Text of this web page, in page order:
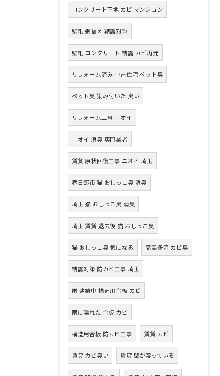
コンクリート下地 カビ マンション
壁紙 張替え 結露対策
壁紙 コンクリート 結露 カビ再発
リフォーム済み 中古住宅 ペット臭
ペット臭 染み付いた 臭い
リフォーム工事 ニオイ
ニオイ 消臭 専門業者
賃貸 原状回復工事 ニオイ 埼玉
春日部市 猫 おしっこ臭 消臭
埼玉 猫 おしっこ臭 消臭
埼玉 賃貸 退去後 猫 おしっこ臭
猫 おしっこ臭 気になる 高温多湿 カビ臭
結露対策 防カビ工事 埼玉
雨 建築中 構造用合板 カビ
雨に濡れた 合板 カビ
構造用合板 防カビ工事 賃貸 カビ
賃貸 カビ臭い 賃貸 壁が湿っている